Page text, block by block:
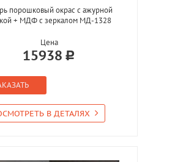
порошковый окрас с ажурной
+ МДФ с зеркалом МД-1328
Цена
15938
В ДЕТАЛЯХ